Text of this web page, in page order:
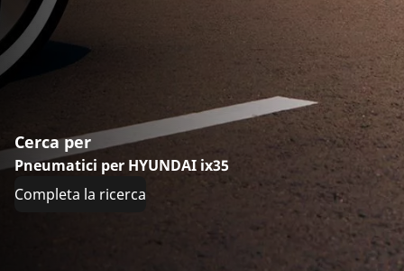
Cerca per
Pneumatici per HYUNDAI ix35
Completa la ricerca